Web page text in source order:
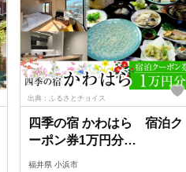
出典：ふるさとチョイス
四季の宿 かわはら 宿泊ク
ーポン券1万円分
[BFDF001]
福井県 小浜市